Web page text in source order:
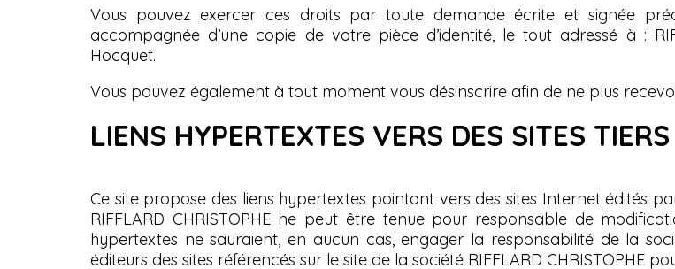
Vous pouvez exercer ces droits par toute demande écrite et signée
accompagnée d’une copie de votre pièce d’identité, le tout adressé à :
Hocquet.
Vous pouvez également à tout moment vous désinscrire afin de ne plus
LIENS HYPERTEXTES VERS DES SITES TIERS
Ce site propose des liens hypertextes pointant vers des sites Internet édités
RIFFLARD CHRISTOPHE ne peut être tenue pour responsable de
hypertextes ne sauraient, en aucun cas, engager la responsabilité de la
éditeurs des sites référencés sur le site de la société RIFFLARD CHRISTOPHE